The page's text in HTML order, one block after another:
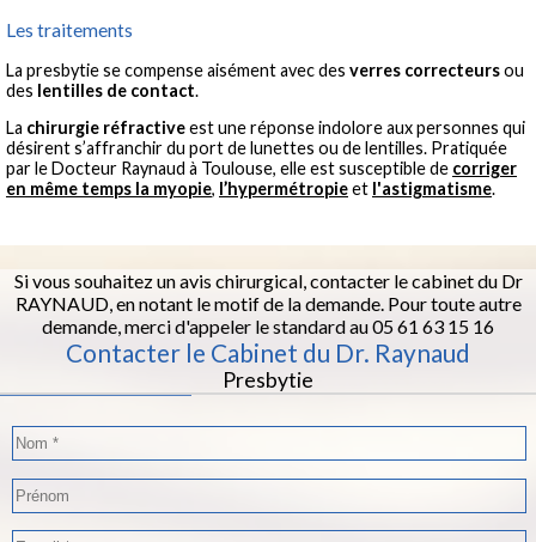
Les traitements
La presbytie se compense aisément avec des verres correcteursou
des lentilles de contact.
La chirurgie réfractiveest une réponse indolore aux personnes qui
désirent s’affranchir du port de lunettes ou de lentilles. Pratiquée
par le Docteur Raynaud à Toulouse, elle est susceptible de corriger
en même temps la myopie, l’hypermétropieet l'astigmatisme.
Si vous souhaitez un avis chirurgical, contacter le cabinet du Dr
RAYNAUD, en notant le motif de la demande. Pour toute autre
demande, merci d'appeler le standard au 05 61 63 15 16
Contacter le Cabinet du Dr. Raynaud
Presbytie